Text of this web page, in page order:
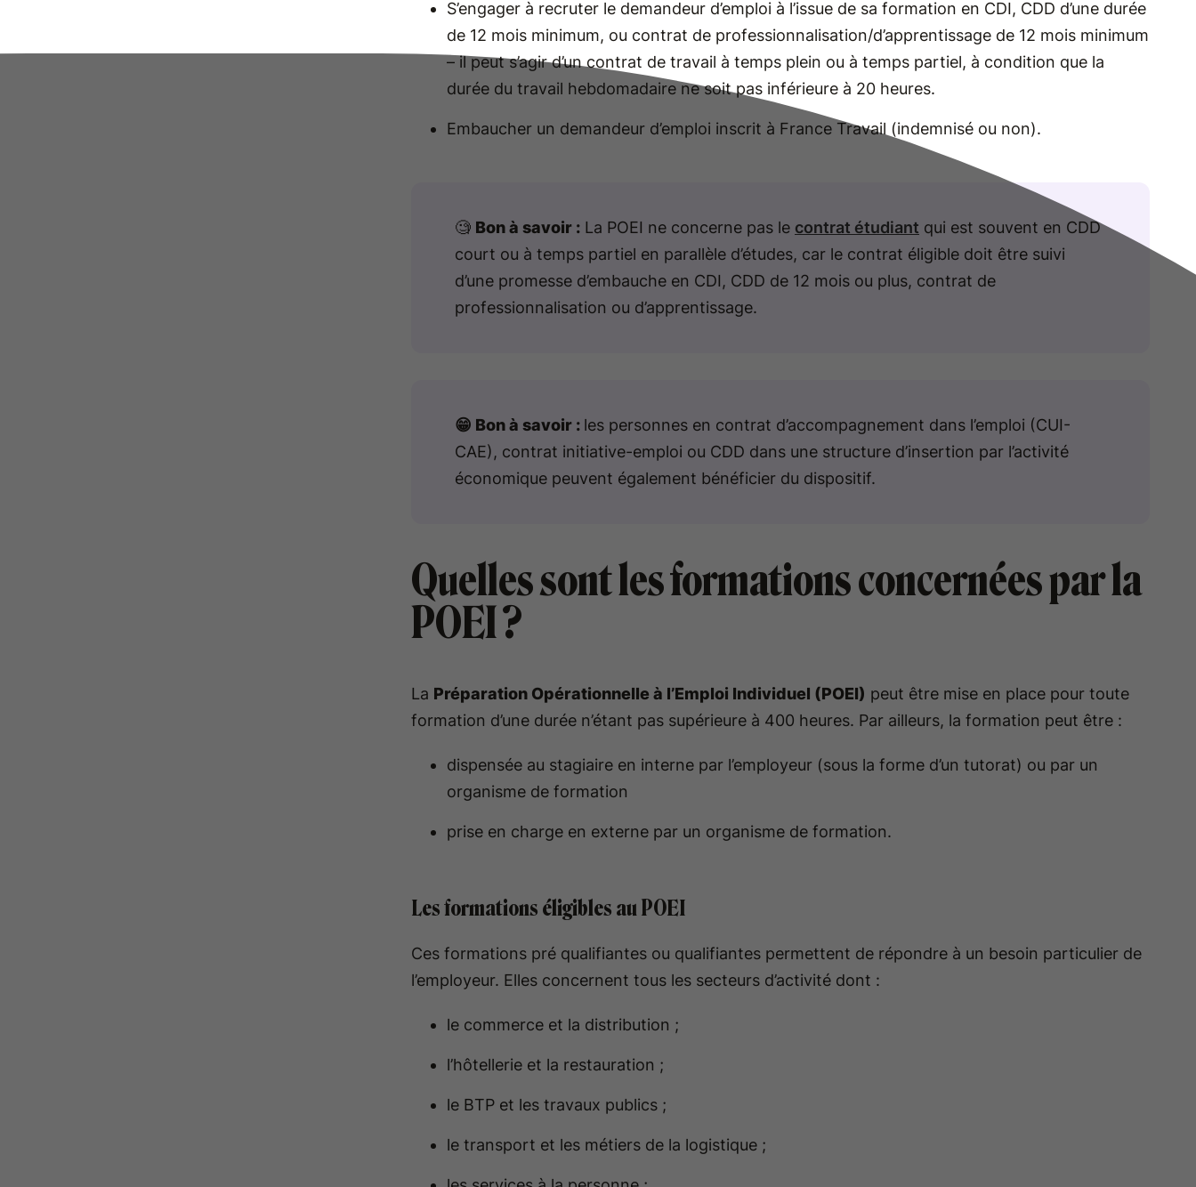
S’engager à recruter le demandeur d’emploi à l’issue de sa formation en CDI, CDD d’une durée
de 12 mois minimum, ou contrat de professionnalisation/d’apprentissage de 12 mois minimum
– il peut s’agir d’un contrat de travail à temps plein ou à temps partiel, à condition que la
durée du travail hebdomadaire ne soit pas inférieure à 20 heures.
Embaucher un demandeur d’emploi inscrit à France Travail (indemnisé ou non).
🧐 Bon à savoir : La POEI ne concerne pas le contrat étudiant qui est souvent en CDD
court ou à temps partiel en parallèle d’études, car le contrat éligible doit être suivi
d’une promesse d’embauche en CDI, CDD de 12 mois ou plus, contrat de
professionnalisation ou d’apprentissage.
😁 Bon à savoir : les personnes en contrat d’accompagnement dans l’emploi (CUI-
CAE), contrat initiative-emploi ou CDD dans une structure d’insertion par l’activité
économique peuvent également bénéficier du dispositif.
Quelles sont les formations concernées par la
POEI ?
La Préparation Opérationnelle à l’Emploi Individuel (POEI) peut être mise en place pour toute
formation d’une durée n’étant pas supérieure à 400 heures. Par ailleurs, la formation peut être :
dispensée au stagiaire en interne par l’employeur (sous la forme d’un tutorat) ou par un
organisme de formation
prise en charge en externe par un organisme de formation.
Les formations éligibles au POEI
Ces formations pré qualifiantes ou qualifiantes permettent de répondre à un besoin particulier de
l’employeur. Elles concernent tous les secteurs d’activité dont :
le commerce et la distribution ;
l’hôtellerie et la restauration ;
le BTP et les travaux publics ;
le transport et les métiers de la logistique ;